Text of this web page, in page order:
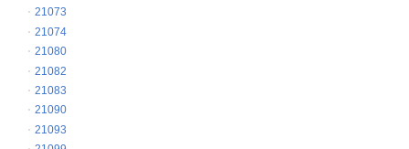
21073
21074
21080
21082
21083
21090
21093